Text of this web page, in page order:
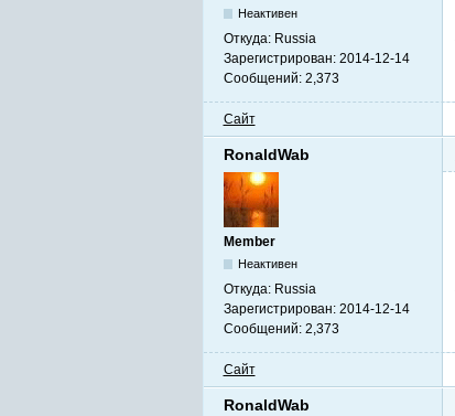
Неактивен
Откуда: Russia
Зарегистрирован: 2014-12-14
Сообщений: 2,373
Сайт
RonaldWab
Member
Неактивен
Откуда: Russia
Зарегистрирован: 2014-12-14
Сообщений: 2,373
Сайт
RonaldWab